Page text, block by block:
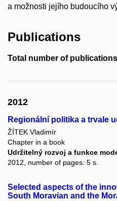
a možnosti jejího budoucího
Publications
Total number of
2012
Regionální politika a trvale
ŽÍTEK Vladimír
Chapter in a book
Udržitelný rozvoj a funkce
2012, number of pages: 5 s.
Selected aspects of the
South Moravian and the